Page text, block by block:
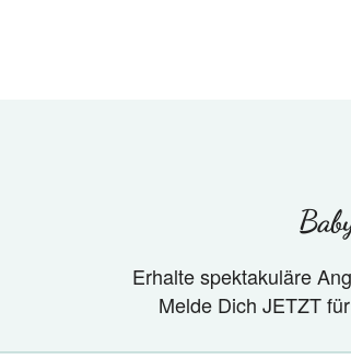
Erhalte spektakuläre
Melde Dich JETZT